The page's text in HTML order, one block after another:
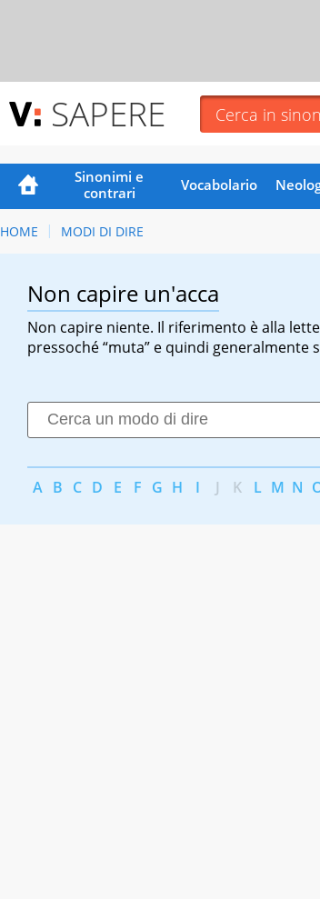
SAPERE
Sinonimi e
contrari
Vocabolario
HOME MODI DI DIRE
Non capire un'acca
Non capire niente. Il riferimento è alla
pressoché “muta” e quindi generalmente
A B C D E F G H I J K L M N